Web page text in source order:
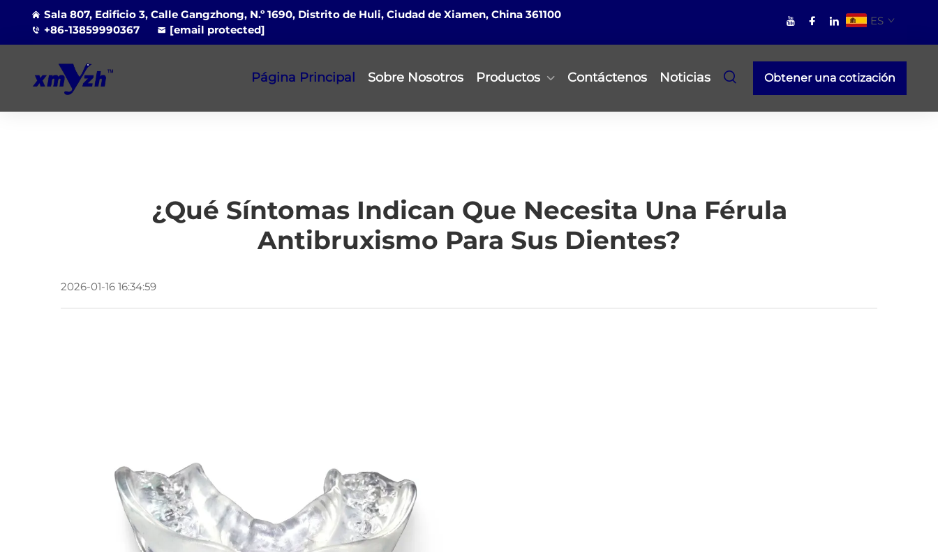
Sala 807, Edificio 3, Calle Gangzhong, N.º 1690, Distrito de Huli, Ciudad de Xiamen, China 361100
+86-13859990367
[email protected]
ES
Página Principal Sobre Nosotros Productos Contáctenos Noticias Obtener una cotización
¿Qué Síntomas Indican Que Necesita Una Férula
Antibruxismo Para Sus Dientes?
2026-01-16 16:34:59